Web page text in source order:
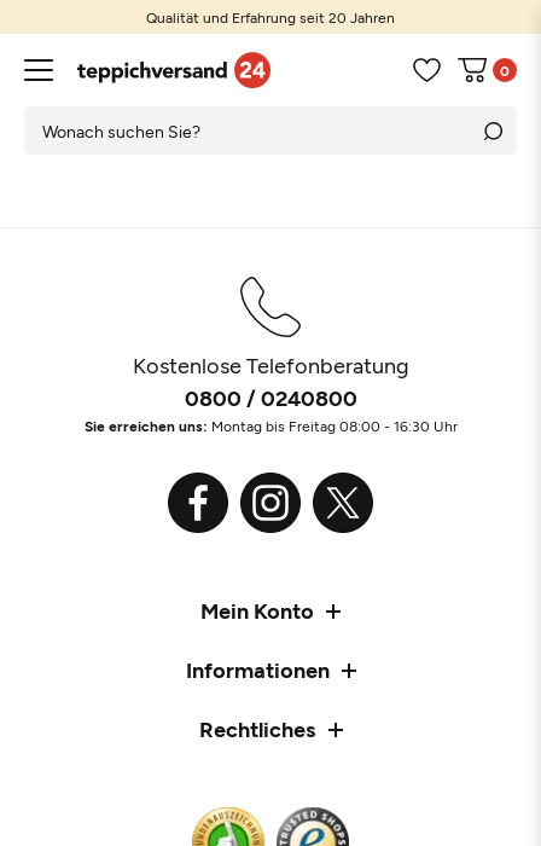
Qualität und Erfahrung seit 20 Jahren
0
Kostenlose Telefonberatung
0800 / 0240800
Sie erreichen uns: Montag bis Freitag 08:00 - 16:30 Uhr
Mein Konto
Informationen
Rechtliches